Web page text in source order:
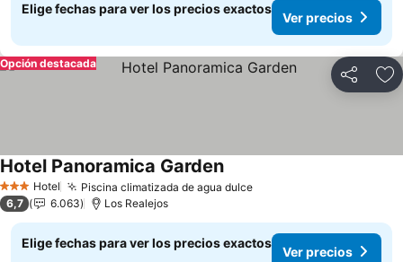
Elige fechas para ver los precios exactos
Ver precios
Compartir
Opción destacada
3 Estrellas
Hotel Piscina climatizada de agua dulceVer precios
Hotel Panoramica GardenVer precios
6,7 6.063 Los Realejos
Elige fechas para ver los precios exactos
Ver precios